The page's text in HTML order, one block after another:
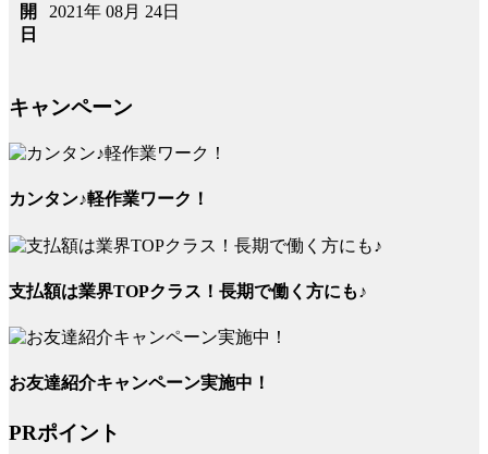
開
日
2021年 08月 24日
キャンペーン
カンタン♪軽作業ワーク！
支払額は業界TOPクラス！長期で働く方にも♪
お友達紹介キャンペーン実施中！
PRポイント